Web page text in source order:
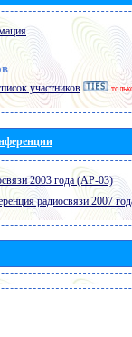
участников
2003 года (АР-03)
радиосвязи 2007